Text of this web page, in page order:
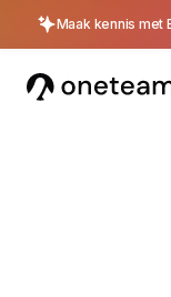
Maak kennis met